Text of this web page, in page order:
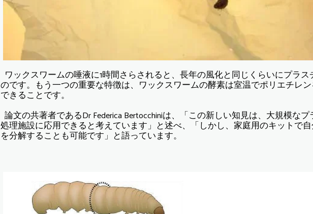
ワックスワームの唾液に1時間さらされると、長年の風化と同じくらいにプラ
のです。もう一つの重要な特徴は、ワックスワームの酵素は室温でポリエチレ
できることです。
論文の共著者であるDr Federica Bertocchiniは、「この新しい知見は、大規模な
処理施設に応用できると考えています」と述べ、「しかし、家庭用のキットで
を分解することも可能です」と語っています。